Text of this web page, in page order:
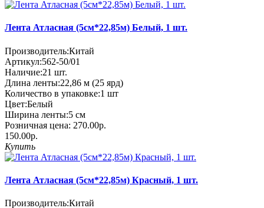
Лента Атласная (5см*22,85м) Белый, 1 шт.
Производитель:Китай
Артикул:562-50/01
Наличие:21 шт.
Длина ленты:22,86 м (25 ярд)
Количество в упаковке:1 шт
Цвет:Белый
Ширина ленты:5 см
Розничная цена: 270.00р.
150.00р.
Купить
Лента Атласная (5см*22,85м) Красный, 1 шт.
Производитель:Китай